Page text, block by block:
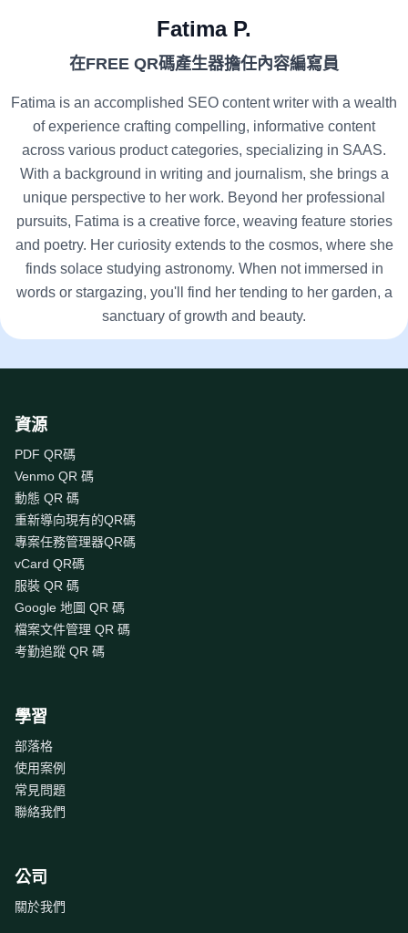
Fatima P.
在FREE QR碼產生器擔任內容編寫員
Fatima is an accomplished SEO content writer with a wealth
of experience crafting compelling, informative content
across various product categories, specializing in SAAS.
With a background in writing and journalism, she brings a
unique perspective to her work. Beyond her professional
pursuits, Fatima is a creative force, weaving feature stories
and poetry. Her curiosity extends to the cosmos, where she
finds solace studying astronomy. When not immersed in
words or stargazing, you'll find her tending to her garden, a
sanctuary of growth and beauty.
資源
PDF QR碼
Venmo QR 碼
動態 QR 碼
重新導向現有的QR碼
專案任務管理器QR碼
vCard QR碼
服裝 QR 碼
Google 地圖 QR 碼
檔案文件管理 QR 碼
考勤追蹤 QR 碼
學習
部落格
使用案例
常見問題
聯絡我們
公司
關於我們